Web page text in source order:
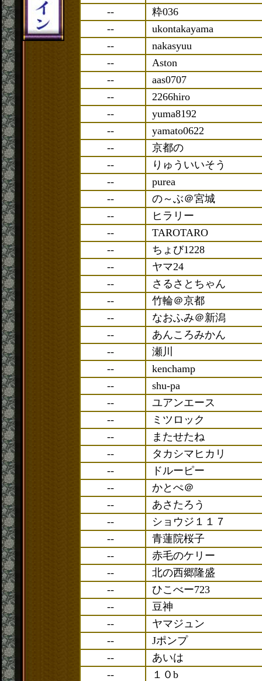
--
粋036
--
ukontakayama
--
nakasyuu
--
Aston
--
aas0707
--
2266hiro
--
yuma8192
--
yamato0622
--
京都の
--
りゅういいそう
--
purea
--
の～ぶ＠宮城
--
ヒラリー
--
TAROTARO
--
ちょび1228
--
ヤマ24
--
さるさとちゃん
--
竹輪＠京都
--
なおふみ＠新潟
--
あんころみかん
--
瀬川
--
kenchamp
--
shu-pa
--
ユアンエース
--
ミツロック
--
またせたね
--
タカシマヒカリ
--
ドルーピー
--
かとぺ＠
--
あさたろう
--
ショウジ１１７
--
青蓮院桜子
--
赤毛のケリー
--
北の西郷隆盛
--
ひこべー723
--
豆神
--
ヤマジュン
--
Jポンプ
--
あいは
--
１０b